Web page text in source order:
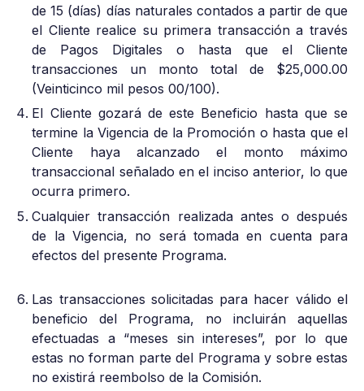
de 15 (días) días naturales contados a partir de que
el Cliente realice su primera transacción a través
de Pagos Digitales o hasta que el Cliente
transacciones un monto total de $25,000.00
(Veinticinco mil pesos 00/100).
El Cliente gozará de este Beneficio hasta que se
termine la Vigencia de la Promoción o hasta que el
Cliente haya alcanzado el monto máximo
transaccional señalado en el inciso anterior, lo que
ocurra primero.
Cualquier transacción realizada antes o después
de la Vigencia, no será tomada en cuenta para
efectos del presente Programa.
Las transacciones solicitadas para hacer válido el
beneficio del Programa, no incluirán aquellas
efectuadas a “meses sin intereses”, por lo que
estas no forman parte del Programa y sobre estas
no existirá reembolso de la Comisión.